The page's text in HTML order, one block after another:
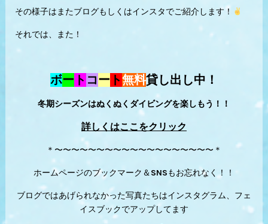
その様子はまたブログもしくはインスタでご紹介します！
それでは、また！
ボー ト コー ト無料貸し出し中！
冬期シーズンはぬくぬくダイビングを楽しもう！！
詳しくはここをクリック
＊〜〜〜〜〜〜〜〜〜〜〜〜〜〜〜〜〜〜〜＊
ホームページのブックマーク＆SNSもお忘れなく！！
ブログではあげられなかった写真たちはインスタグラム、フェ
イスブックでアップしてます